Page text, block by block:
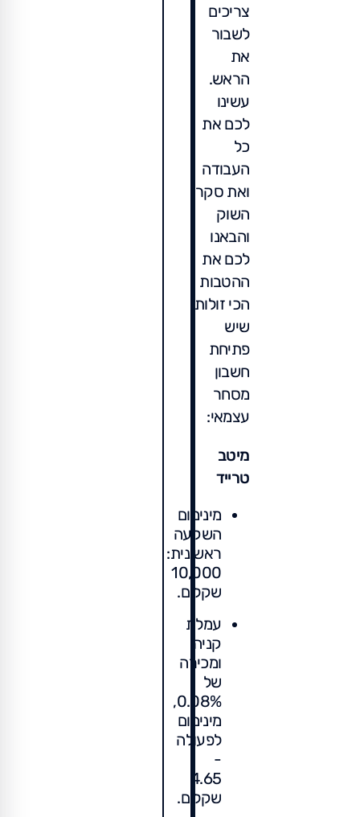
צריכים
לשבור
את
הראש.
עשינו
לכם את
כל
העבודה
ואת סקר
השוק
והבאנו
לכם את
ההטבות
הכי זולות
שיש
פתיחת
חשבון
מסחר
עצמאי:
מיטב
טרייד
מינימום
השקעה
ראשונית:
10,000
שקלים.
עמלת
קניה
ומכירה
של
0.08%,
מינימום
לפעולה
-
4.65
שקלים.